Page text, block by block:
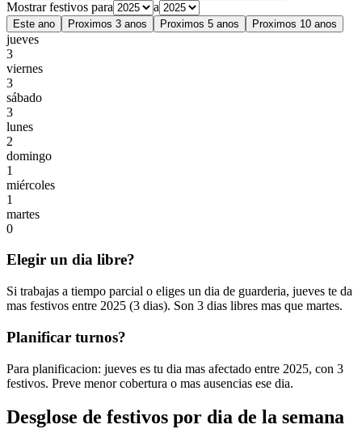
Mostrar festivos para
a
Este ano Proximos 3 anos Proximos 5 anos Proximos 10 anos
jueves
3
viernes
3
sábado
3
lunes
2
domingo
1
miércoles
1
martes
0
Elegir un dia libre?
Si trabajas a tiempo parcial o eliges un dia de guarderia, jueves te da
mas festivos entre 2025 (3 dias). Son 3 dias libres mas que martes.
Planificar turnos?
Para planificacion: jueves es tu dia mas afectado entre 2025, con 3
festivos. Preve menor cobertura o mas ausencias ese dia.
Desglose de festivos por dia de la semana